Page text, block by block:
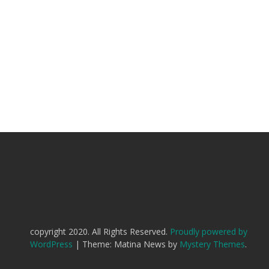
copyright 2020. All Rights Reserved. Proudly powered by
WordPress | Theme: Matina News by Mystery Themes.